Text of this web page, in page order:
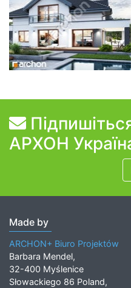
АРХОН
Made by
ARCHON+ Biuro Projektów
Barbara Mendel,
32-400 Myślenice
Słowackiego 86 Poland,